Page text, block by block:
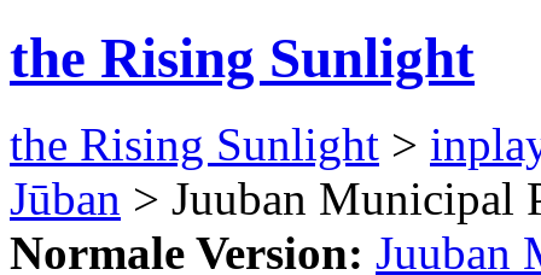
the Rising Sunlight
the Rising Sunlight >
Jūban > Juuban Municipal
Normale Version: Juuban